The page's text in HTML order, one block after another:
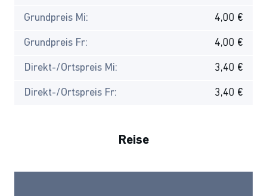
Grundpreis Mi: 4,00 €
Grundpreis Fr: 4,00 €
Direkt-/Ortspreis Mi: 3,40 €
Direkt-/Ortspreis Fr: 3,40 €
Reise